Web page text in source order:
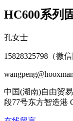
HC600系列
孔女士
15828325798（微信
中国(湖南)自由贸
段77号东方智造港